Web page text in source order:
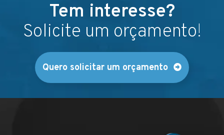
Tem interesse?
Solicite um orçamento!
Quero solicitar um orçamento